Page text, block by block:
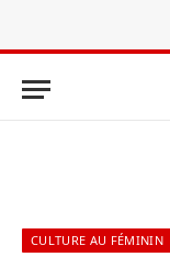
CULTURE AU FÉMININ